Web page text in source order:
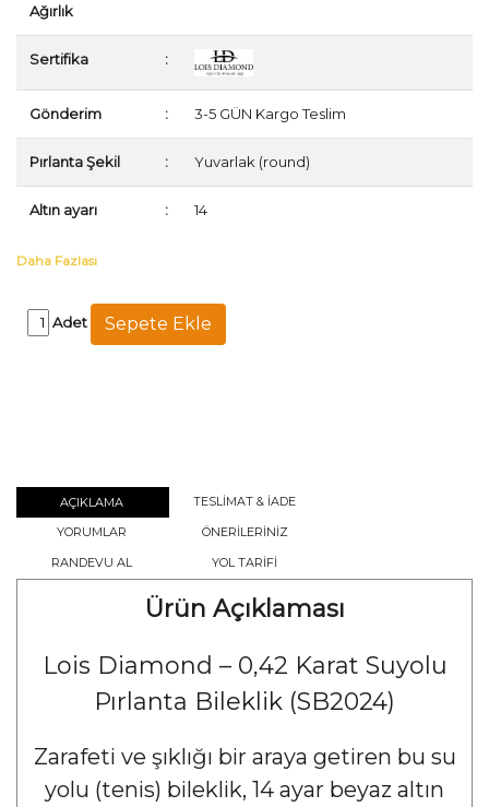
Ağırlık
Sertifika :
Gönderim : 3-5 GÜN Kargo Teslim
Pırlanta Şekil : Yuvarlak (round)
Altın ayarı : 14
Daha Fazlası
Adet
AÇIKLAMA
TESLİMAT & İADE
YORUMLAR
ÖNERİLERİNİZ
RANDEVU AL
YOL TARİFİ
Ürün Açıklaması
Lois Diamond – 0,42 Karat Suyolu
Pırlanta Bileklik (SB2024)
Zarafeti ve şıklığı bir araya getiren bu su
yolu (tenis) bileklik, 14 ayar beyaz altın